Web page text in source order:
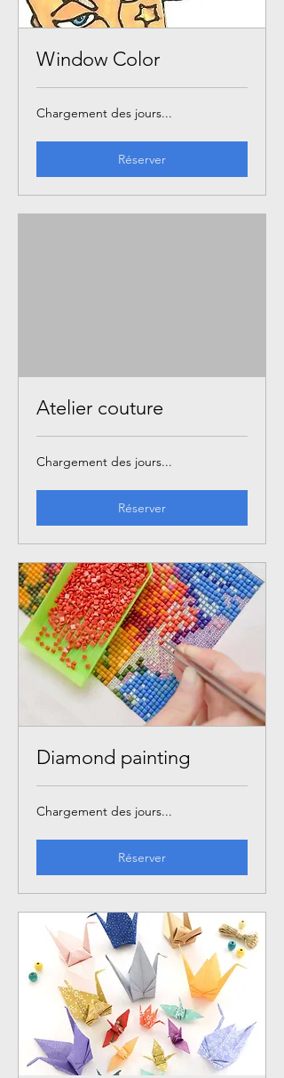
Window Color
Chargement des jours...
Réserver
Atelier couture
Chargement des jours...
Réserver
Diamond painting
Chargement des jours...
Réserver